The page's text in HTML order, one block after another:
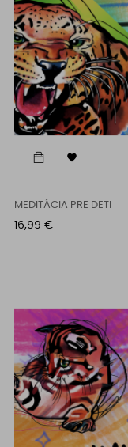

MEDITÁCIA PRE DETI
Cena
16,99 €